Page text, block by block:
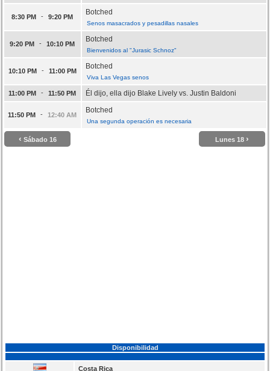
8:30 PM - 9:20 PM
Botched
Senos masacrados y pesadillas nasales
9:20 PM - 10:10 PM
Botched
Bienvenidos al "Jurasic Schnoz"
10:10 PM - 11:00 PM
Botched
Viva Las Vegas senos
11:00 PM - 11:50 PM Él dijo, ella dijo Blake Lively vs. Justin Baldoni
11:50 PM - 12:40 AM
Botched
Una segunda operación es necesaria
‹ Sábado 16 Lunes 18 ›
Disponibilidad
Costa Rica